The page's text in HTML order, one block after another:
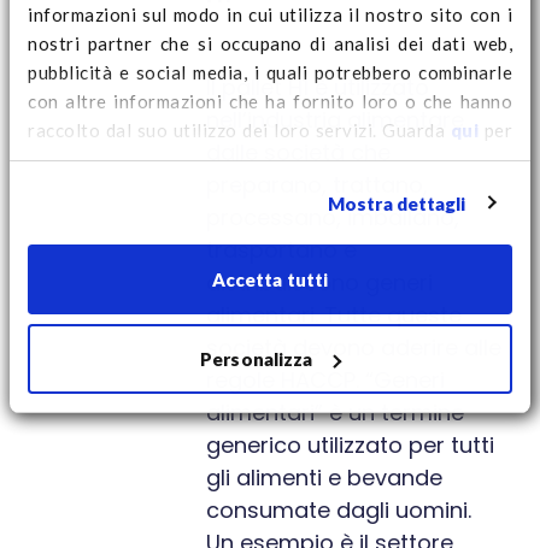
informazioni sul modo in cui utilizza il nostro sito con i
nostri partner che si occupano di analisi dei dati web,
pubblicità e social media, i quali potrebbero combinarle
con altre informazioni che ha fornito loro o che hanno
raccolto dal suo utilizzo dei loro servizi. Guarda qui per
ulteriori informazioni sui cookie e per modificare il tuo
Mostra dettagli
Accetta tutti
Personalizza
Il pallet H1 è utilizzato
nell’industria alimentare
dalle società che
processano, imballano,
trasportano e
distribuiscono generi
alimentari. Tutte queste
società devono aderire alle
alimentari” è un termine
generico utilizzato per tutti
gli alimenti e bevande
consumate dagli uomini.